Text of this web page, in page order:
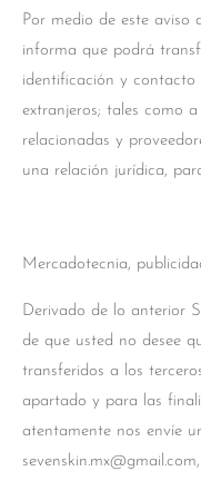
Por medio de este
informa que podrá
identificación y contacto
extranjeros; tales como
relacionadas y
una relación jurídica,
Mercadotecnia,
Derivado de lo anterior
de que usted no desee
transferidos a los
apartado y para las
atentamente nos envíe